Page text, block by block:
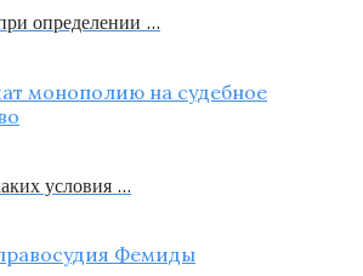
определении …
условия …